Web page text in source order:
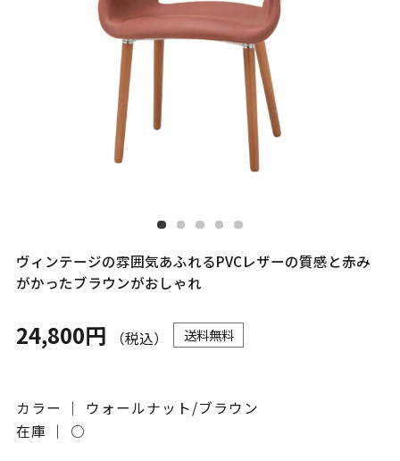
ヴィンテージの雰囲気あふれるPVCレザーの質感と赤み
がかったブラウンがおしゃれ
24,800円 （税込） 送料無料
カラー ｜ ウォールナット/ブラウン
在庫 ｜ ○